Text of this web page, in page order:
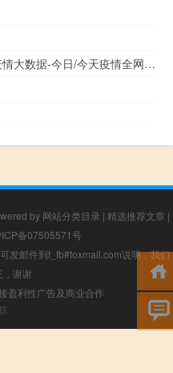
2023年10月11日山西省运城市疫情大数据-今日/今天疫情全网搜索最新实时消息动态情况通知播报
by 网站分类目录 | 精选推荐文章 |
备07505571号
发邮件到f_fb#foxmail.com说明，我们
，谢谢
盈利性广告及商业合作